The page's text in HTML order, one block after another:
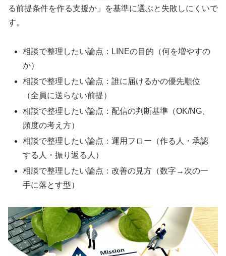
る前提条件を作る支援か」を基準に選ぶと失敗しにくいで
す。
相談で整理したい論点：LINEの目的（何を増やすの
か）
相談で整理したい論点：誰に届けるかの優先順位
（全員に送らない前提）
相談で整理したい論点：配信の判断基準（OK/NG、
頻度の考え方）
相談で整理したい論点：運用フロー（作る人・承認
する人・振り返る人）
相談で整理したい論点：改善の見方（数字→次の一
手に落とす型）